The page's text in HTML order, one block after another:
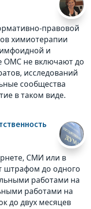
правовой
химиотерапии
и
ОМС не включают до
исследований
сообщества
в таком виде.
СМИ или в
штрафом до одного
работами на
работами на
до двух месяцев